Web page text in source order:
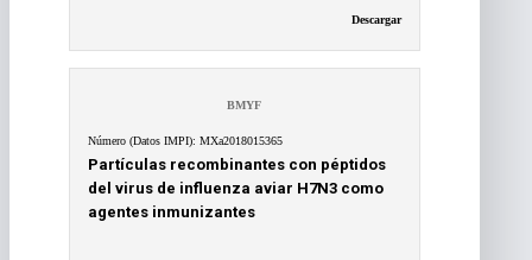
Descargar
BMYF
Número (Datos IMPI): MXa2018015365
Partículas recombinantes con péptidos
del virus de influenza aviar H7N3 como
agentes inmunizantes